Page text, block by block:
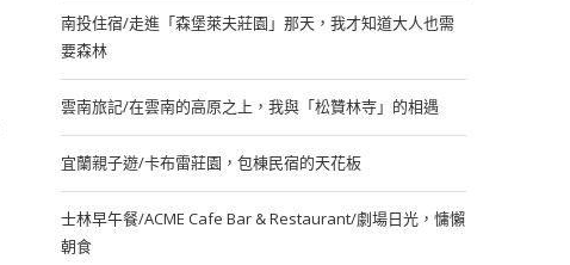
南投住宿/走進「森堡萊夫莊園」那天，我才知道大人也需
要森林
雲南旅記/在雲南的高原之上，我與「松贊林寺」的相遇
宜蘭親子遊/卡布雷莊園，包棟民宿的天花板
士林早午餐/ACME Cafe Bar & Restaurant/劇場日光，慵懶
朝食